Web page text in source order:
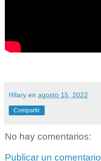
Hilary en agosto 15, 2022
Compartir
No hay comentarios:
Publicar un comentario